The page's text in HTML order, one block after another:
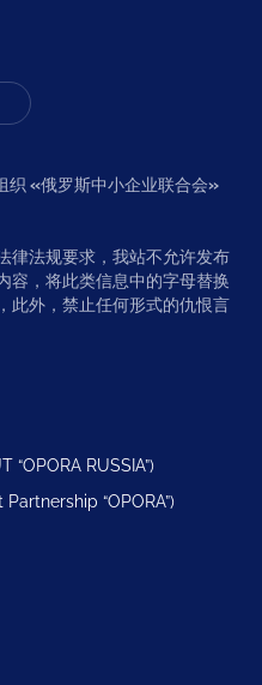
织 «俄罗斯中小企业联合会»
律法规要求，我站不允许发布
容，将此类信息中的字母替换
此外，禁止任何形式的仇恨言
“OPORA RUSSIA”)
“OPORA”)